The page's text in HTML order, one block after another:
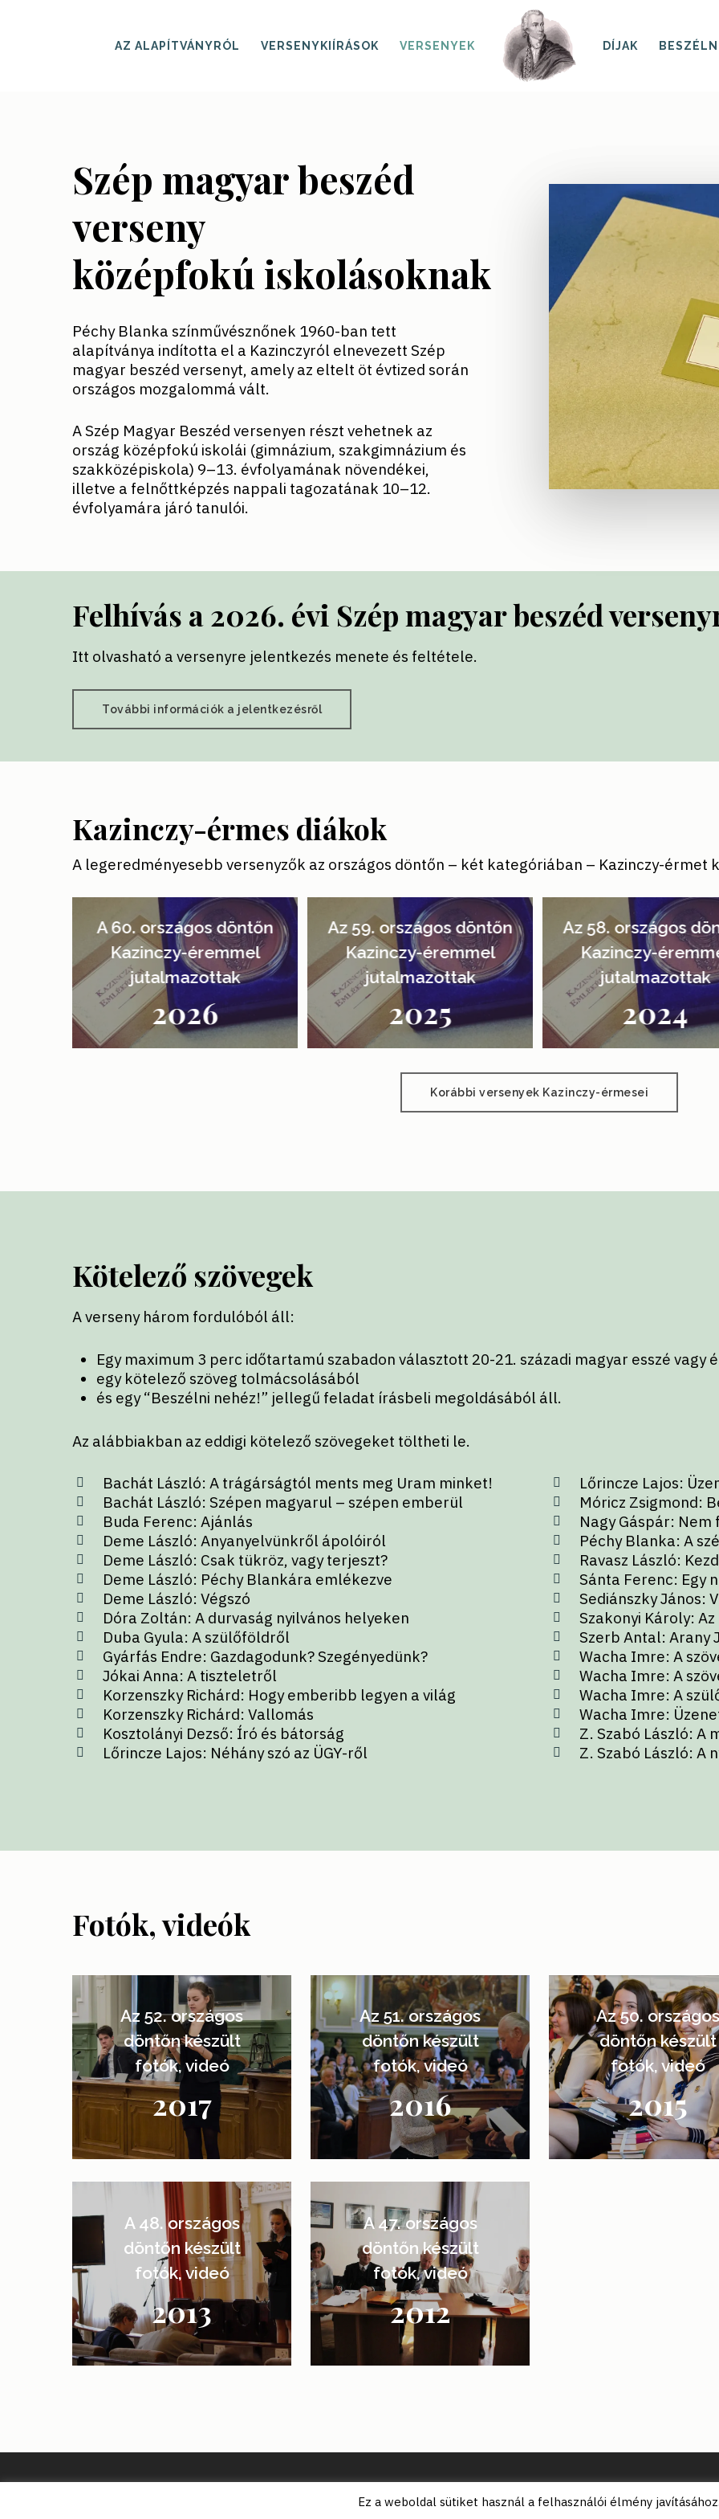
AZ ALAPÍTVÁNYRÓL VERSENYKIÍRÁSOK VERSENYEK DÍJAK
Szép magyar beszéd
verseny
középfokú iskolásoknak
Péchy Blanka színművésznőnek 1960-ban tett
alapítványa indította el a Kazinczyról elnevezett Szép
magyar beszéd versenyt, amely az eltelt öt évtized során
országos mozgalommá vált.
A Szép Magyar Beszéd versenyen részt vehetnek az
ország középfokú iskolái (gimnázium, szakgimnázium és
szakközépiskola) 9–13. évfolyamának növendékei,
illetve a felnőttképzés nappali tagozatának 10–12.
évfolyamára járó tanulói.
Felhívás a 2026. évi Szép magyar beszéd
Itt olvasható a versenyre jelentkezés menete és feltétele.
További információk a jelentkezésről
Kazinczy-érmes diákok
A legeredményesebb versenyzők az országos döntőn – két kategóriában – Kazinczy-érmet
'.get_the_title().'
A 60. országos döntőn
Kazinczy-éremmel
jutalmazottak
2026
'.get_the_title().'
Az 59. országos döntőn
Kazinczy-éremmel
jutalmazottak
2025
'.get_the_title().'
Az 58. országos
Kazinczy-
jutalmazottak
2024
Korábbi versenyek Kazinczy-érmesei
Kötelező szövegek
A verseny három fordulóból áll:
Egy maximum 3 perc időtartamú szabadon választott 20-21. századi magyar esszé
egy kötelező szöveg tolmácsolásából
és egy “Beszélni nehéz!” jellegű feladat írásbeli megoldásából áll.
Az alábbiakban az eddigi kötelező szövegeket töltheti le.
Bachát László: A trágárságtól ments meg Uram minket!
Bachát László: Szépen magyarul – szépen emberül
Buda Ferenc: Ajánlás
Deme László: Anyanyelvünkről ápolóiról
Deme László: Csak tükröz, vagy terjeszt?
Deme László: Péchy Blankára emlékezve
Deme László: Végszó
Dóra Zoltán: A durvaság nyilvános helyeken
Duba Gyula: A szülőföldről
Gyárfás Endre: Gazdagodunk? Szegényedünk?
Jókai Anna: A tiszteletről
Korzenszky Richárd: Hogy emberibb legyen a világ
Korzenszky Richárd: Vallomás
Kosztolányi Dezső: Író és bátorság
Lőrincze Lajos: Néhány szó az ÜGY-ről
Lőrincze Lajos:
Móricz Zsigmond:
Nagy Gáspár:
Péchy Blanka: A
Ravasz László:
Sánta Ferenc: Egy
Sediánszky János:
Szakonyi Károly:
Szerb Antal: Arany
Wacha Imre: A
Wacha Imre: A
Wacha Imre: A
Wacha Imre:
Z. Szabó László: A
Z. Szabó László: A
Fotók, videók
Az 52. országos
döntőn készült
fotók, videó
2017
Learn
more
Az 51. országos
döntőn készült
fotók, videó
2016
Learn
more
Az 50.
döntőn készült
fotók, videó
2015
Learn
more
A 48. országos
döntőn készült
fotók, videó
2013
Learn
more
A 47. országos
döntőn készült
fotók, videó
2012
more
Ez a weboldal sütiket használ a felhasználói élmény